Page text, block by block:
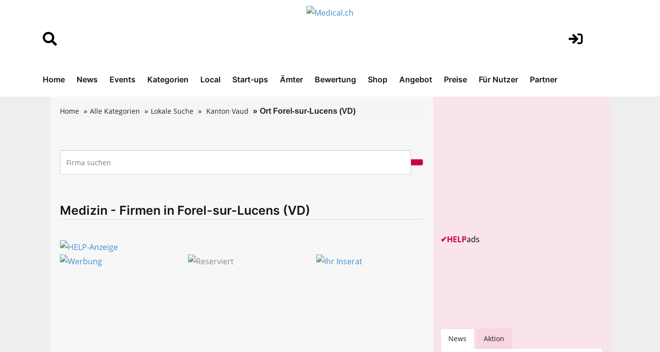
Home News Events Kategorien Local Start-ups Ämter Bewertung Shop Angebot Preise Für Nutzer Partner
Home Alle Kategorien Lokale Suche Kanton Vaud Ort Forel-sur-Lucens (VD)
Medizin - Firmen in Forel-sur-Lucens (VD)
✔HELPads
News Aktion